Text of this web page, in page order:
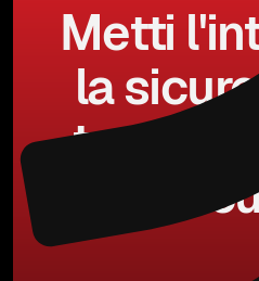
Metti
la
tuoi dati